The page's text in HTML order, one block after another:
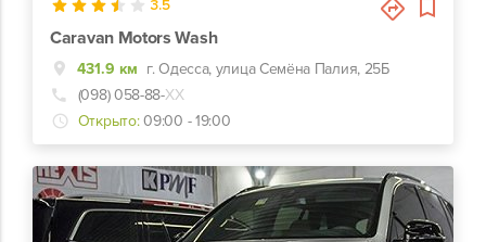
3.5
Caravan Motors Wash
431.9 км г. Одесса, улица Семёна Палия, 25Б
(098) 058-88-ХХ
Открыто: 09:00 - 19:00